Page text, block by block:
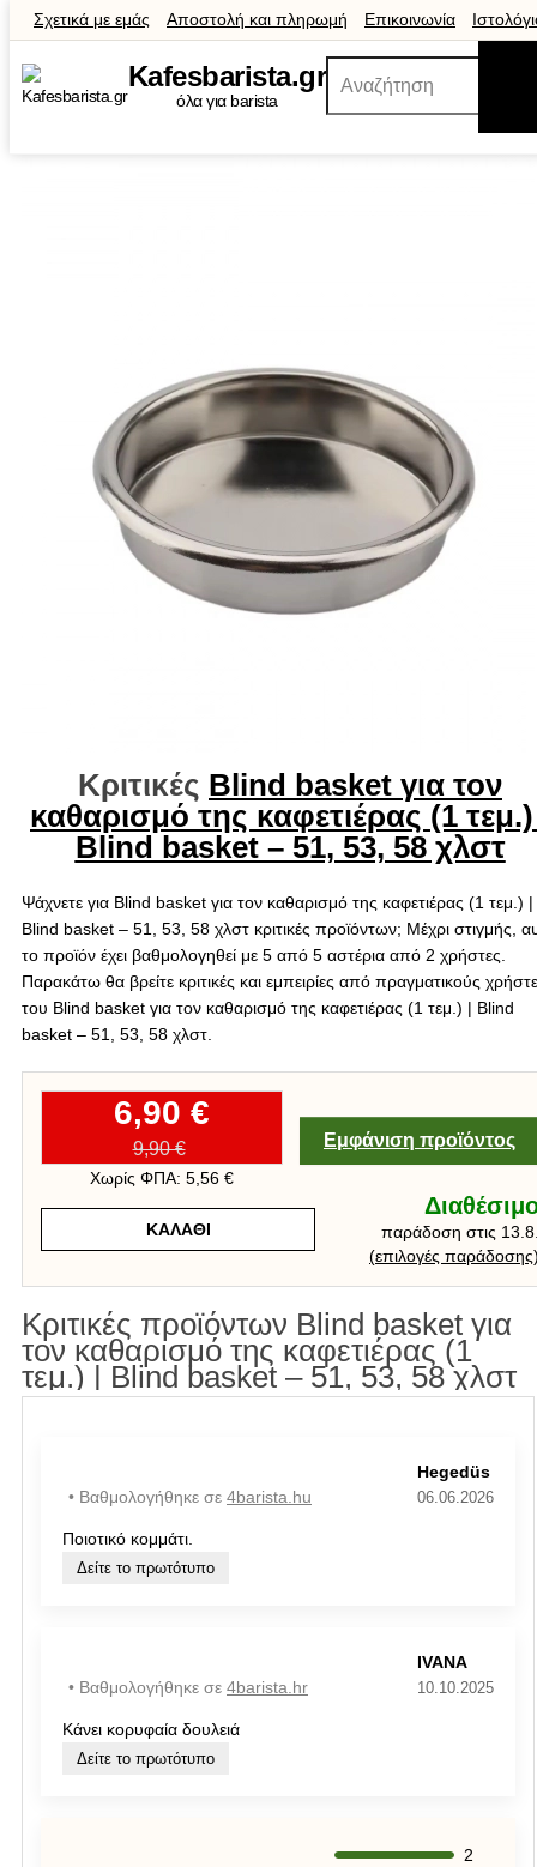
Σχετικά με εμάς Αποστολή και πληρωμή Επικοινωνία
Κριτικές
Χονδρική πώληση Δωροεπιταγές Προσφορές
Kafesbarista.gr
όλα για barista
Κριτικές Blind basket για τον
καθαρισμό της καφετιέρας (1
Blind basket – 51, 53, 58 χλστ
Ψάχνετε για Blind basket για τον καθαρισμό της καφετιέρας (1 τεμ.) |
Blind basket – 51, 53, 58 χλστ κριτικές προϊόντων; Μέχρι στιγμής,
το προϊόν έχει βαθμολογηθεί με 5 από 5 αστέρια από 2 χρήστες.
Παρακάτω θα βρείτε κριτικές και εμπειρίες από πραγματικούς
του Blind basket για τον καθαρισμό της καφετιέρας (1 τεμ.) | Blind
basket – 51, 53, 58 χλστ.
6,90 €
9,90 €
Χωρίς ΦΠΑ: 5,56 €
Εμφάνιση προϊόντος
ΚΑΛΆΘΙ
παράδοση στις
(επιλογές παράδοσης
Κριτικές προϊόντων Blind basket για
τον καθαρισμό της καφετιέρας (1
τεμ.) | Blind basket – 51, 53, 58 χλστ
• Βαθμολογήθηκε σε 4barista.hu
Hegedüs
06.06.2026
Ποιοτικό κομμάτι.
Δείτε το πρωτότυπο
• Βαθμολογήθηκε σε 4barista.hr
IVANA
10.10.2025
Κάνει κορυφαία δουλειά
Δείτε το πρωτότυπο
2